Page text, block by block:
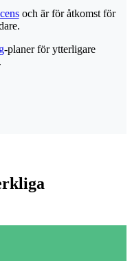
och är för åtkomst för
-planer för ytterligare